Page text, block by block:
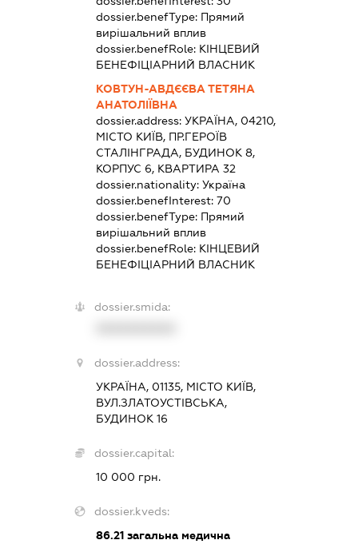
dossier.benefType: Прямий
вирішальний вплив
dossier.benefRole: КІНЦЕВИЙ
БЕНЕФІЦІАРНИЙ ВЛАСНИК
КОВТУН-АВДЄЄВА ТЕТЯНА
АНАТОЛІЇВНА
dossier.address:УКРАЇНА, 04210,
МІСТО КИЇВ, ПР.ГЕРОЇВ
СТАЛІНГРАДА, БУДИНОК 8,
КОРПУС 6, КВАРТИРА 32
dossier.nationality:Україна
dossier.benefInterest:70
dossier.benefType: Прямий
вирішальний вплив
dossier.benefRole: КІНЦЕВИЙ
БЕНЕФІЦІАРНИЙ ВЛАСНИК
dossier.smida:
dossier.address:
УКРАЇНА, 01135, МІСТО КИЇВ,
ВУЛ.ЗЛАТОУСТІВСЬКА,
БУДИНОК 16
dossier.capital:
10 000 грн.
dossier.kveds:
86.21 загальна медична